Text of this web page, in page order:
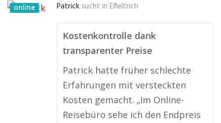
online Patrick sucht in Effeltrich
Kostenkontrolle dank
transparenter Preise
Patrick hatte früher schlechte
Erfahrungen mit versteckten
Kosten gemacht. „Im Online-
Reisebüro sehe ich den Endpreis